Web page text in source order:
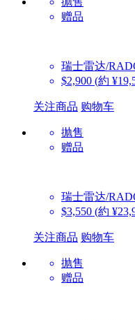
赠品
瑞士雷达/
$2,900 (約
关注商品 购物车
抛售
赠品
瑞士雷达/
$3,550 (約
关注商品 购物车
抛售
赠品